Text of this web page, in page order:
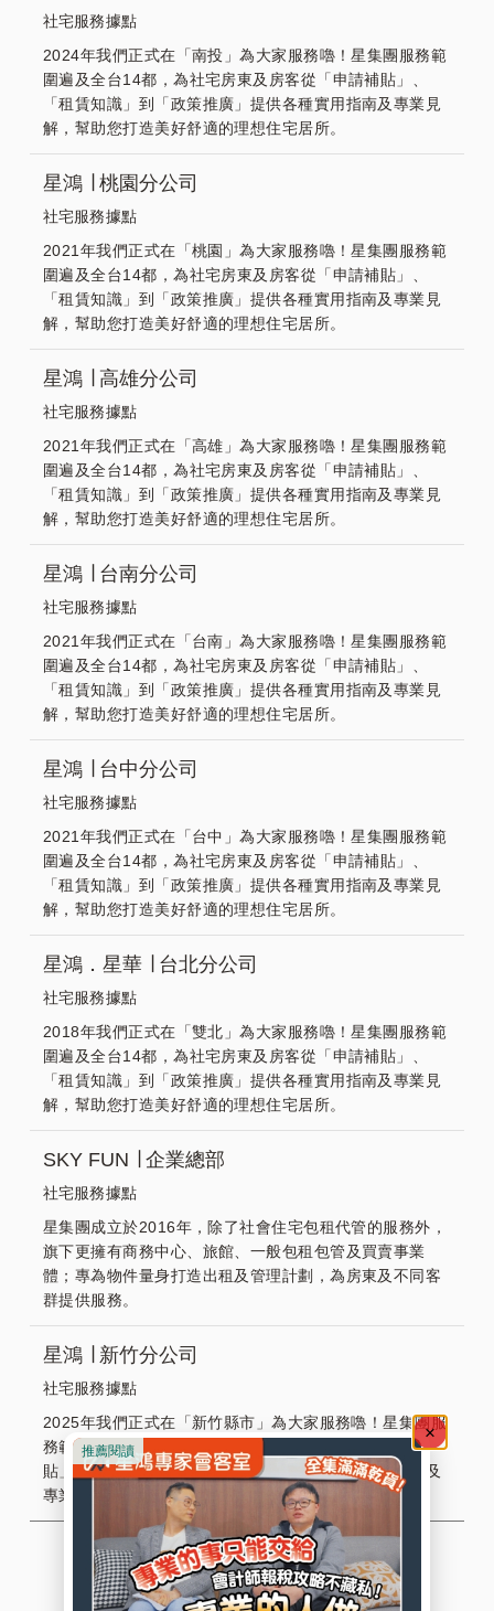
社宅服務據點
2024年我們正式在「南投」為大家服務嚕！星集團服務範
圍遍及全台14都，為社宅房東及房客從「申請補貼」、
「租賃知識」到「政策推廣」提供各種實用指南及專業見
解，幫助您打造美好舒適的理想住宅居所。
星鴻 ∣ 桃園分公司
社宅服務據點
2021年我們正式在「桃園」為大家服務嚕！星集團服務範
圍遍及全台14都，為社宅房東及房客從「申請補貼」、
「租賃知識」到「政策推廣」提供各種實用指南及專業見
解，幫助您打造美好舒適的理想住宅居所。
星鴻 ∣ 高雄分公司
社宅服務據點
2021年我們正式在「高雄」為大家服務嚕！星集團服務範
圍遍及全台14都，為社宅房東及房客從「申請補貼」、
「租賃知識」到「政策推廣」提供各種實用指南及專業見
解，幫助您打造美好舒適的理想住宅居所。
星鴻 ∣ 台南分公司
社宅服務據點
2021年我們正式在「台南」為大家服務嚕！星集團服務範
圍遍及全台14都，為社宅房東及房客從「申請補貼」、
「租賃知識」到「政策推廣」提供各種實用指南及專業見
解，幫助您打造美好舒適的理想住宅居所。
星鴻 ∣ 台中分公司
社宅服務據點
2021年我們正式在「台中」為大家服務嚕！星集團服務範
圍遍及全台14都，為社宅房東及房客從「申請補貼」、
「租賃知識」到「政策推廣」提供各種實用指南及專業見
解，幫助您打造美好舒適的理想住宅居所。
星鴻．星華 ∣ 台北分公司
社宅服務據點
2018年我們正式在「雙北」為大家服務嚕！星集團服務範
圍遍及全台14都，為社宅房東及房客從「申請補貼」、
「租賃知識」到「政策推廣」提供各種實用指南及專業見
解，幫助您打造美好舒適的理想住宅居所。
SKY FUN ∣ 企業總部
社宅服務據點
星集團成立於2016年，除了社會住宅包租代管的服務外，
旗下更擁有商務中心、旅館、一般包租包管及買賣事業
體；專為物件量身打造出租及管理計劃，為房東及不同客
群提供服務。
星鴻 ∣ 新竹分公司
社宅服務據點
2025年我們正式在「新竹縣市」為大家服務嚕！星集團服
務範圍遍及全台14都，為社宅房東及房客從「申請補
貼」、「租賃知識」到「政策推廣」提供各種實用指南及
專業見解，幫助您打造美好舒適的理想住宅居所。